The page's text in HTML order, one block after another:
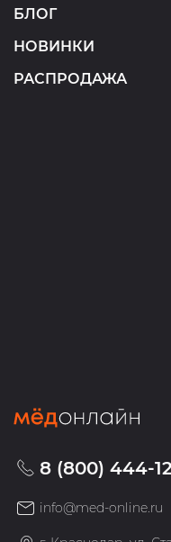
БЛОГ
НОВИНКИ
РАСПРОДАЖА
8 (800) 444-
info@med-online.ru